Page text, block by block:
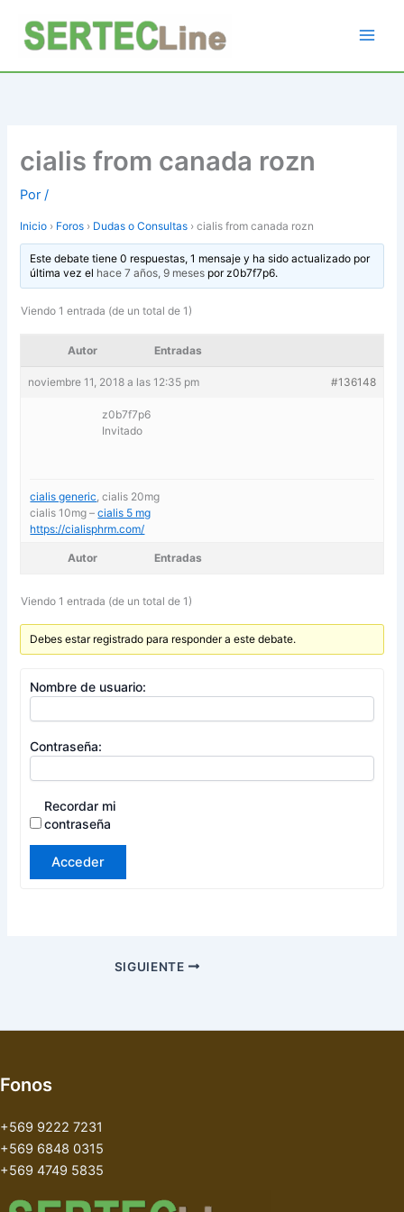
contenido
cialis from canada rozn
Por/
Inicio › Foros › Dudas o Consultas › cialis from canada rozn
Este debate tiene 0 respuestas, 1 mensaje y ha sido actualizado por
última vez el hace 7 años, 9 mesespor z0b7f7p6.
Viendo 1 entrada (de un total de 1)
Autor Entradas
noviembre 11, 2018 a las 12:35 pm #136148
z0b7f7p6
Invitado
cialis generic , cialis 20mg
cialis 10mg –cialis 5 mg
https://cialisphrm.com/
Autor Entradas
Viendo 1 entrada (de un total de 1)
Debes estar registrado para responder a este debate.
Nombre de usuario:
Contraseña:
Recordar mi
contraseña
Acceder
SIGUIENTE
Fonos
+569 9222 7231
+569 6848 0315
+569 4749 5835